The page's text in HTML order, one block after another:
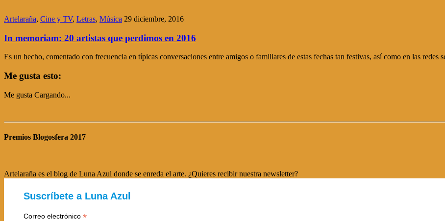
Artelaraña, Cine y TV, Letras, Música 29 diciembre, 2016
In memoriam: 20 artistas que perdimos en 2016
Es un hecho, comentado con frecuencia en típicas conversaciones entre amigos o familiares de estas fechas tan festivas, así como en las
Me gusta esto:
Me gusta Cargando...
Premios Blogosfera 2017
Artelaraña es el blog de Luna Azul donde se enreda el arte. ¿Quieres recibir nuestra newsletter?
Suscríbete a Luna Azul
Correo electrónico *